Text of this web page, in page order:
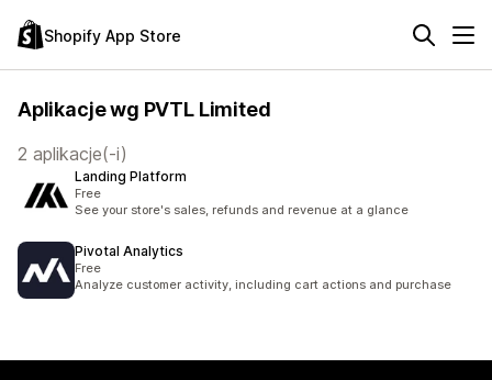
Shopify App Store
Aplikacje wg PVTL Limited
2 aplikacje(-i)
Landing Platform
Free
See your store's sales, refunds and revenue at a glance
Pivotal Analytics
Free
Analyze customer activity, including cart actions and purchase